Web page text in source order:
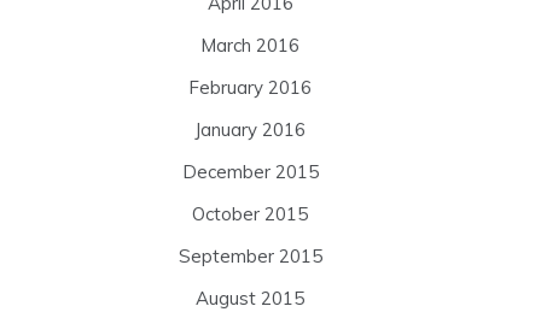
March 2016
February 2016
January 2016
December 2015
October 2015
September 2015
August 2015